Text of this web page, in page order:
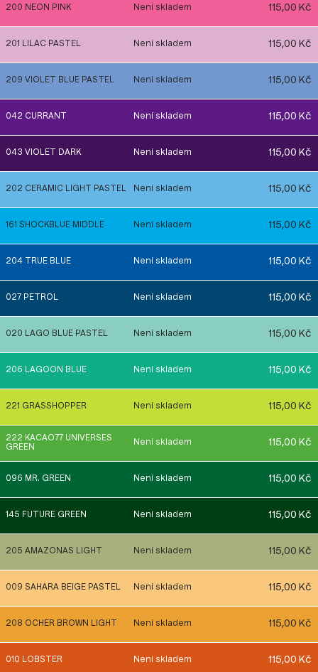
200 NEON PINK Není skladem 115,00 Kč
201 LILAC PASTEL Není skladem 115,00 Kč
209 VIOLET BLUE PASTEL Není skladem 115,00 Kč
042 CURRANT Není skladem 115,00 Kč
043 VIOLET DARK Není skladem 115,00 Kč
202 CERAMIC LIGHT PASTEL Není skladem 115,00 Kč
161 SHOCKBLUE MIDDLE Není skladem 115,00 Kč
204 TRUE BLUE Není skladem 115,00 Kč
027 PETROL Není skladem 115,00 Kč
020 LAGO BLUE PASTEL Není skladem 115,00 Kč
206 LAGOON BLUE Není skladem 115,00 Kč
221 GRASSHOPPER Není skladem 115,00 Kč
222 KACAO77 UNIVERSES
GREEN
Není skladem 115,00 Kč
096 MR. GREEN Není skladem 115,00 Kč
145 FUTURE GREEN Není skladem 115,00 Kč
205 AMAZONAS LIGHT Není skladem 115,00 Kč
009 SAHARA BEIGE PASTEL Není skladem 115,00 Kč
208 OCHER BROWN LIGHT Není skladem 115,00 Kč
010 LOBSTER Není skladem 115,00 Kč